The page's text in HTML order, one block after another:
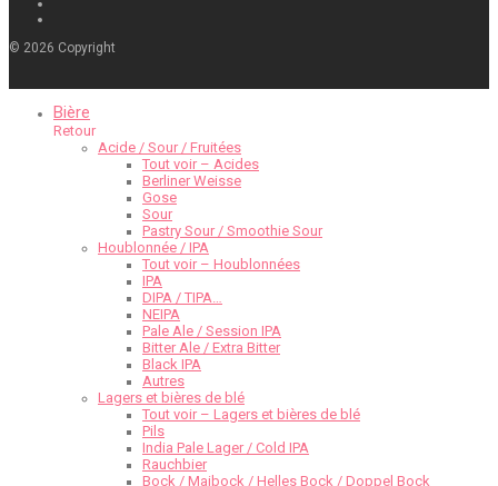
© 2026 Copyright
Bière
Retour
Acide / Sour / Fruitées
Tout voir – Acides
Berliner Weisse
Gose
Sour
Pastry Sour / Smoothie Sour
Houblonnée / IPA
Tout voir – Houblonnées
IPA
DIPA / TIPA…
NEIPA
Pale Ale / Session IPA
Bitter Ale / Extra Bitter
Black IPA
Autres
Lagers et bières de blé
Tout voir – Lagers et bières de blé
Pils
India Pale Lager / Cold IPA
Rauchbier
Bock / Maibock / Helles Bock / Doppel Bock